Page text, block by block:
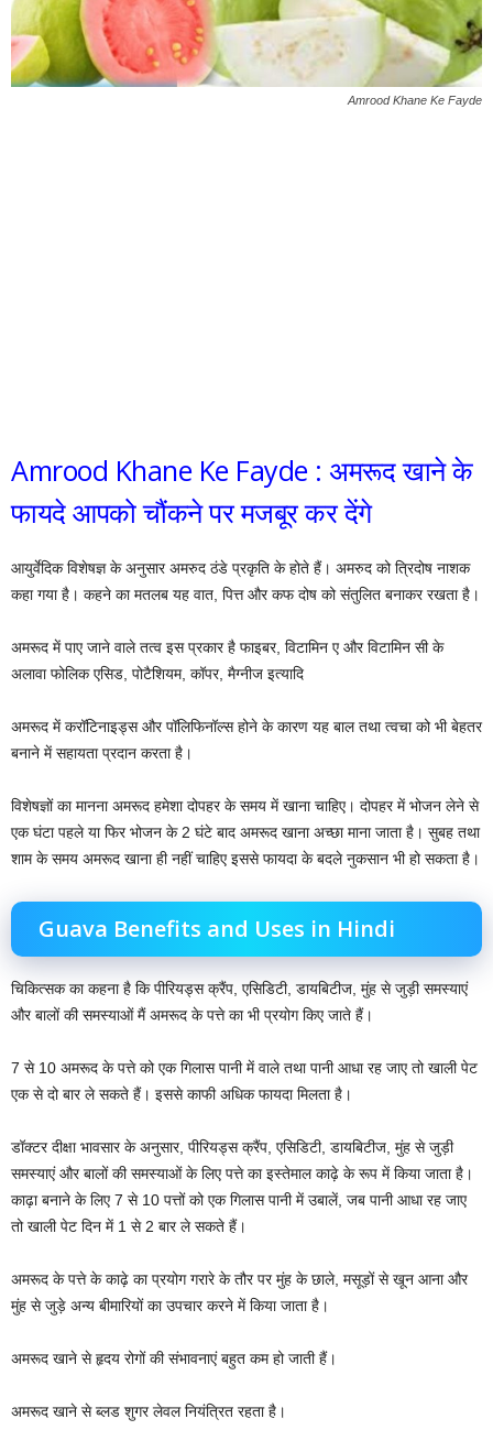
Amrood Khane Ke Fayde
Amrood Khane Ke Fayde : अमरूद खाने के
फायदे आपको चौंकने पर मजबूर कर देंगे
आयुर्वेदिक विशेषज्ञ के अनुसार अमरुद ठंडे प्रकृति के होते हैं। अमरुद को त्रिदोष नाशक
कहा गया है। कहने का मतलब यह वात, पित्त और कफ दोष को संतुलित बनाकर रखता है।
अमरूद में पाए जाने वाले तत्व इस प्रकार है फाइबर, विटामिन ए और विटामिन सी के
अलावा फोलिक एसिड, पोटैशियम, कॉपर, मैग्नीज इत्यादि
अमरूद में करॉटिनाइड्स और पॉलिफिनॉल्स होने के कारण यह बाल तथा त्वचा को भी बेहतर
बनाने में सहायता प्रदान करता है।
विशेषज्ञों का मानना अमरूद हमेशा दोपहर के समय में खाना चाहिए। दोपहर में भोजन लेने से
एक घंटा पहले या फिर भोजन के 2 घंटे बाद अमरूद खाना अच्छा माना जाता है। सुबह तथा
शाम के समय अमरूद खाना ही नहीं चाहिए इससे फायदा के बदले नुकसान भी हो सकता है।
Guava Benefits and Uses in Hindi
चिकित्सक का कहना है कि पीरियड्स क्रैंप, एसिडिटी, डायबिटीज, मुंह से जुड़ी समस्याएं
और बालों की समस्याओं मैं अमरूद के पत्ते का भी प्रयोग किए जाते हैं।
7 से 10 अमरूद के पत्ते को एक गिलास पानी में वाले तथा पानी आधा रह जाए तो खाली पेट
एक से दो बार ले सकते हैं। इससे काफी अधिक फायदा मिलता है।
डॉक्टर दीक्षा भावसार के अनुसार, पीरियड्स क्रैंप, एसिडिटी, डायबिटीज, मुंह से जुड़ी
समस्याएं और बालों की समस्याओं के लिए पत्ते का इस्तेमाल काढ़े के रूप में किया जाता है।
काढ़ा बनाने के लिए 7 से 10 पत्तों को एक गिलास पानी में उबालें, जब पानी आधा रह जाए
तो खाली पेट दिन में 1 से 2 बार ले सकते हैं।
अमरूद के पत्ते के काढ़े का प्रयोग गरारे के तौर पर मुंह के छाले, मसूड़ों से खून आना और
मुंह से जुड़े अन्य बीमारियों का उपचार करने में किया जाता है।
अमरूद खाने से हृदय रोगों की संभावनाएं बहुत कम हो जाती हैं।
अमरूद खाने से ब्लड शुगर लेवल नियंत्रित रहता है।